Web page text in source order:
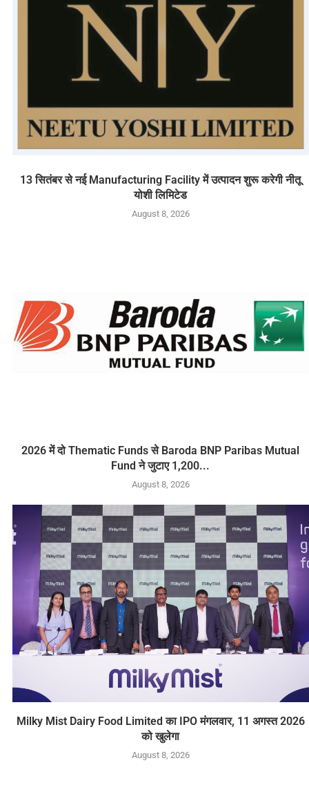
13 सितंबर से नई Manufacturing Facility में उत्पादन शुरू करेगी नीतू
योशी लिमिटेड
August 8, 2026
2026 में दो Thematic Funds से Baroda BNP Paribas Mutual
Fund ने जुटाए 1,200...
August 8, 2026
Milky Mist Dairy Food Limited का IPO मंगलवार, 11 अगस्त 2026
को खुलेगा
August 8, 2026